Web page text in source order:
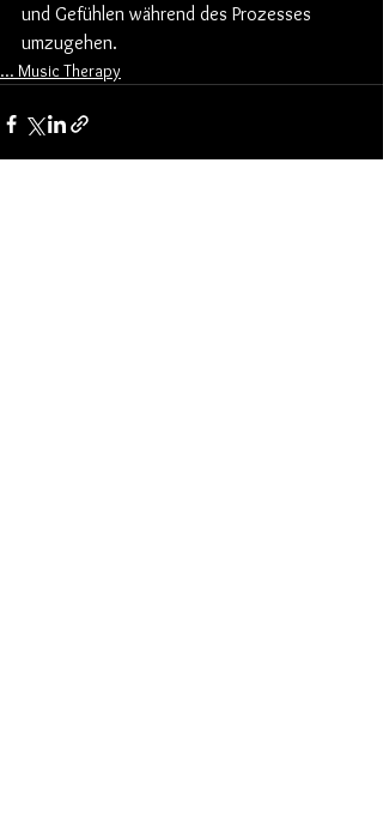
und Gefühlen während des Prozesses
umzugehen.
... Music Therapy